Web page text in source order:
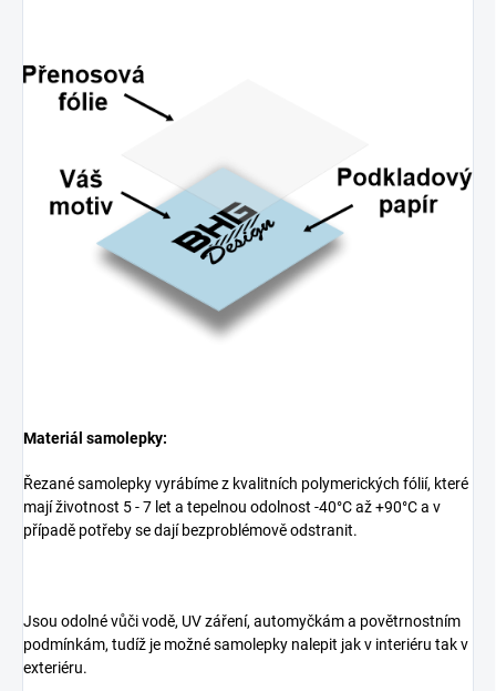
Materiál samolepky:
Řezané samolepky vyrábíme z kvalitních polymerických fólií, které
mají životnost 5 - 7 let a tepelnou odolnost -40°C až +90°C a v
případě potřeby se dají bezproblémově odstranit.
Jsou odolné vůči vodě, UV záření, automyčkám a povětrnostním
podmínkám, tudíž je možné samolepky nalepit jak v interiéru tak v
exteriéru.